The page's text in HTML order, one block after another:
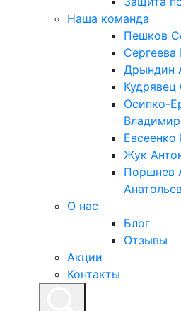
Наша команда
Пешков
Дрындин
Осипко-
Жук
Поршнев
О нас
Блог
Отзывы
Акции
Контакты